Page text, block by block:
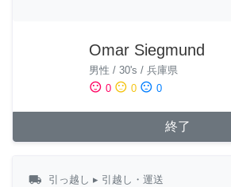
Omar Siegmund
男性 / 30's / 兵庫県
sentiment_satisfied 0 sentiment_neutral 0 sentiment_dissatisfied 0
終了
local_shipping 引っ越し ▸ 引越し・運送